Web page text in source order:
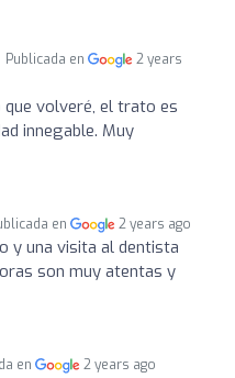
Publicada en
2 years
que volveré, el trato es
innegable. Muy
en 2 years ago
y una visita al dentista
son muy atentas y
en 2 years ago